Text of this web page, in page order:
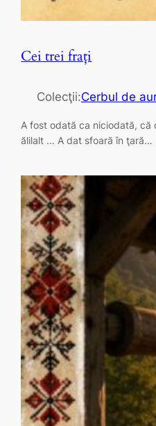
Cei trei fraţi
Colecţii:Cerbul de aur
A fost odată ca niciodată, că
ălilalt … A dat sfoară în ţară…